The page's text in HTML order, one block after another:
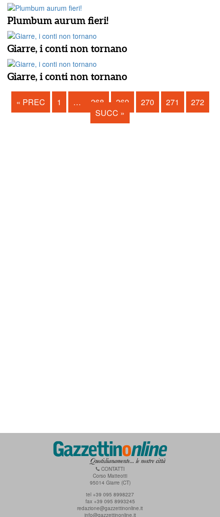
Plumbum aurum fieri!
Giarre, i conti non tornano
Giarre, i conti non tornano
« PREC 1 … 268 269 270 271
272
SUCC »
CONTATTI
Corso Matteotti
95014 Giarre (CT)
tel +39 095 8998227
fax +39 095 8993245
redazione@gazzettinonline.it
info@gazzettinonline.it